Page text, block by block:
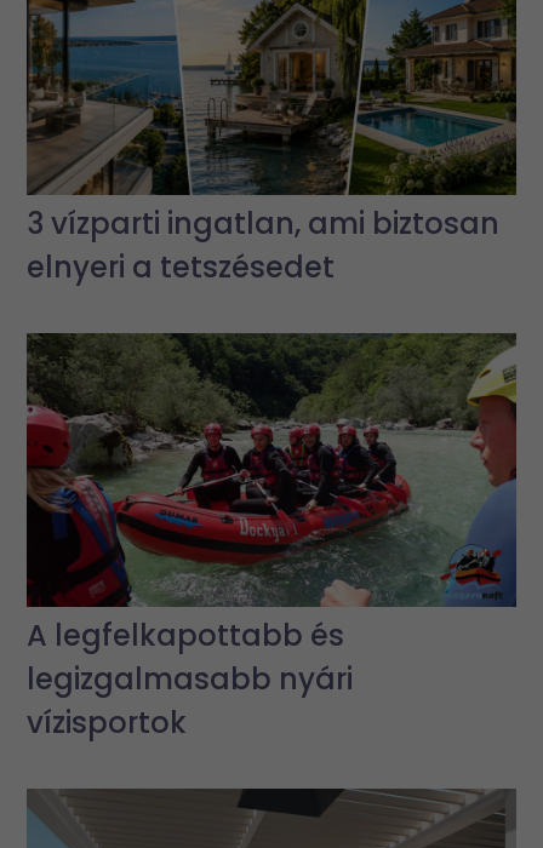
3 vízparti ingatlan, ami biztosan
elnyeri a tetszésedet
A legfelkapottabb és
legizgalmasabb nyári
vízisportok